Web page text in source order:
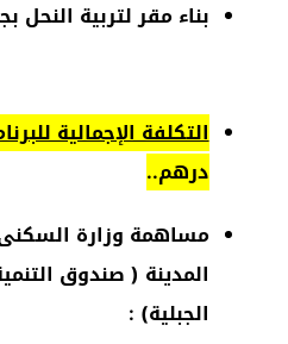
بناء مقر لتربية النحل
التكلفة الإجمالية
درهم..
مساهمة وزارة
المدينة ( صندوق
الجبلية) :